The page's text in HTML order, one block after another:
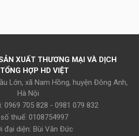
XUẤT THƯƠNG MẠI VÀ DỊCH
HỢP HD VIỆT
Lớn, xã Nam Hồng, huyện Đông Anh,
Hà Nội
0969 705 828 - 0981 079 832
thuế: 0108754997
đại diện: Bùi Văn Đức